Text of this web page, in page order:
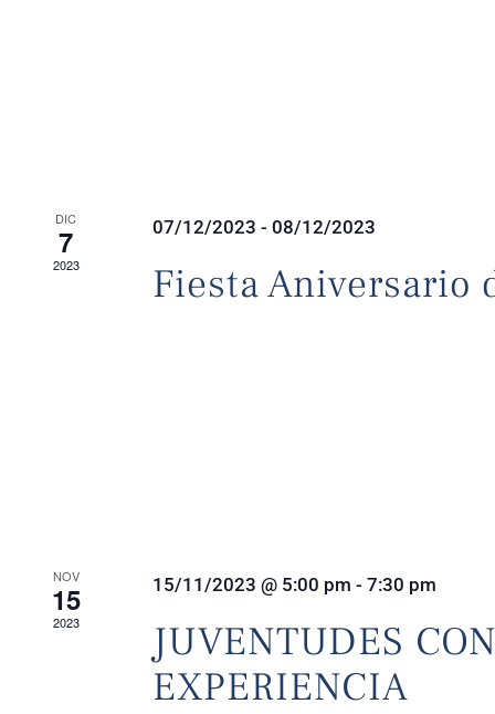
DIC
7
2023
07/12/2023 - 08/12/2023
Fiesta Aniversario
NOV
15
2023
15/11/2023 @ 5:00 pm - 7:30 pm
JUVENTUDES
EXPERIENCIA